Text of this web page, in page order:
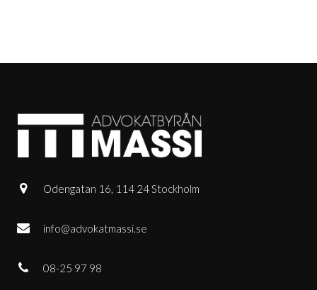
Odengatan 16, 114 24 Stockholm
info@advokatmassi.se
08-25 97 98